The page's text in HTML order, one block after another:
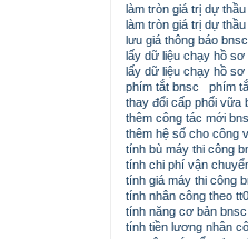
làm tròn giá trị dự thầu
làm tròn giá trị dự
lưu giá thông báo bnsc
lấy dữ liệu chạy hồ sơ
lấy dữ liệu chạy hồ sơ
phím tắt bnsc
phím
thay đổi cấp phối vữa
thêm công tác mới
thêm hệ số cho công
tính bù máy thi công
tính chi phí vận
tính giá máy thi công
tính nhân công theo
tính năng cơ bản bnsc
tính tiền lương nhân